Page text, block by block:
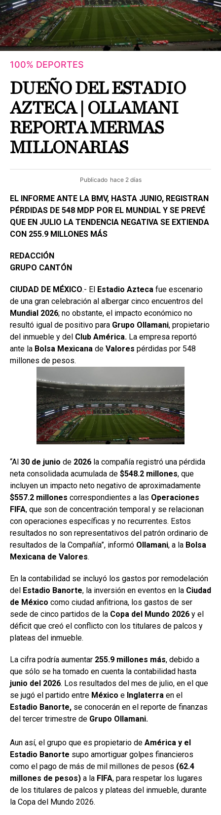
100% DEPORTES
DUEÑO DEL ESTADIO
AZTECA | OLLAMANI
REPORTA MERMAS
MILLONARIAS
Publicado hace 2 días
EL INFORME ANTE LA BMV, HASTA JUNIO, REGISTRAN
PÉRDIDAS DE 548 MDP POR EL MUNDIAL Y SE PREVÉ
QUE EN JULIO LA TENDENCIA NEGATIVA SE EXTIENDA
CON 255.9 MILLONES MÁS
REDACCIÓN
GRUPO CANTÓN
CIUDAD DE MÉXICO.- El Estadio Azteca fue escenario
de una gran celebración al albergar cinco encuentros del
Mundial 2026; no obstante, el impacto económico no
resultó igual de positivo para Grupo Ollamani, propietario
del inmueble y del Club América. La empresa reportó
ante la Bolsa Mexicana de Valores pérdidas por 548
millones de pesos.
“Al 30 de junio de 2026 la compañía registró una pérdida
neta consolidada acumulada de $548.2 millones, que
incluyen un impacto neto negativo de aproximadamente
$557.2 millones correspondientes a las Operaciones
FIFA, que son de concentración temporal y se relacionan
con operaciones específicas y no recurrentes. Estos
resultados no son representativos del patrón ordinario de
resultados de la Compañía”, informó Ollamani, a la Bolsa
Mexicana de Valores.
En la contabilidad se incluyó los gastos por remodelación
del Estadio Banorte, la inversión en eventos en la Ciudad
de México como ciudad anfitriona, los gastos de ser
sede de cinco partidos de la Copa del Mundo 2026 y el
déficit que creó el conflicto con los titulares de palcos y
plateas del inmueble.
La cifra podría aumentar 255.9 millones más, debido a
que sólo se ha tomado en cuenta la contabilidad hasta
junio del 2026. Los resultados del mes de julio, en el que
se jugó el partido entre México e Inglaterra en el
Estadio Banorte, se conocerán en el reporte de finanzas
del tercer trimestre de Grupo Ollamani.
Aun así, el grupo que es propietario de América y el
Estadio Banorte supo amortiguar golpes financieros
como el pago de más de mil millones de pesos (62.4
millones de pesos) a la FIFA, para respetar los lugares
de los titulares de palcos y plateas del inmueble, durante
la Copa del Mundo 2026.